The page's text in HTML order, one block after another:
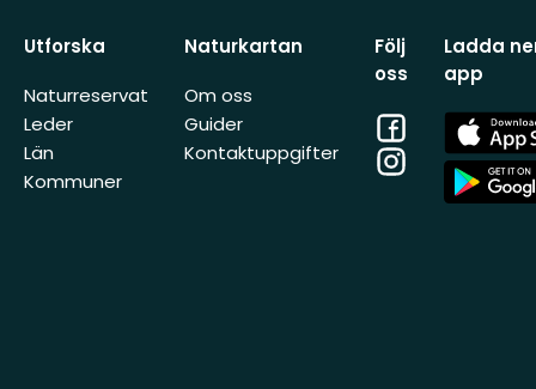
Utforska
Naturreservat
Leder
Län
Kommuner
Naturkartan
Om oss
Guider
Kontaktuppgifter
Följ
oss
Facebook
Instagram
Ladda
app
App
Store
App
Store